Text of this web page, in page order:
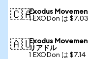
🇨🇦Exodus
1 EXODon は
🇦🇺Exodus
リアドル
1 EXODon は $7.14